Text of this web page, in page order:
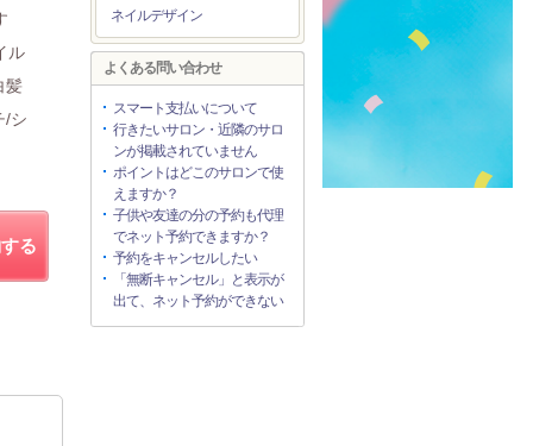
ル
髪
/シ
る
ネイルデザイン
よくある問い合わせ
スマート支払いについて
行きたいサロン・近隣のサロ
ンが掲載されていません
ポイントはどこのサロンで使
えますか？
子供や友達の分の予約も代理
でネット予約できますか？
予約をキャンセルしたい
「無断キャンセル」と表示が
出て、ネット予約ができない